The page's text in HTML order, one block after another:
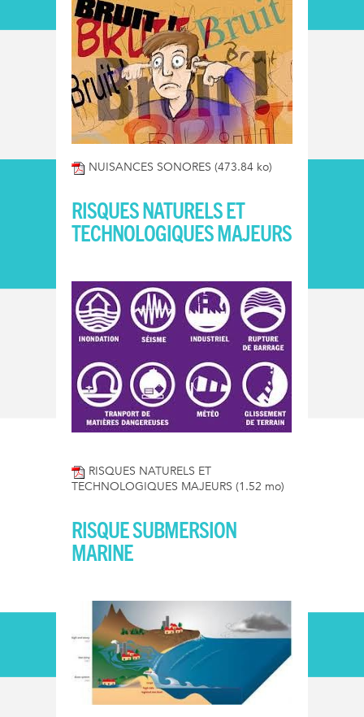
NUISANCES SONORES (473.84 ko)
RISQUES NATURELS ET
TECHNOLOGIQUES MAJEURS
RISQUES NATURELS ET
TECHNOLOGIQUES MAJEURS (1.52 mo)
RISQUE SUBMERSION
MARINE